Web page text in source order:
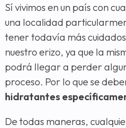
Sí vivimos en un país con
una localidad
tener todavía más
nuestro erizo, ya que la
podrá llegar a perder
proceso. Por lo que se
hidratantes
De todas maneras,